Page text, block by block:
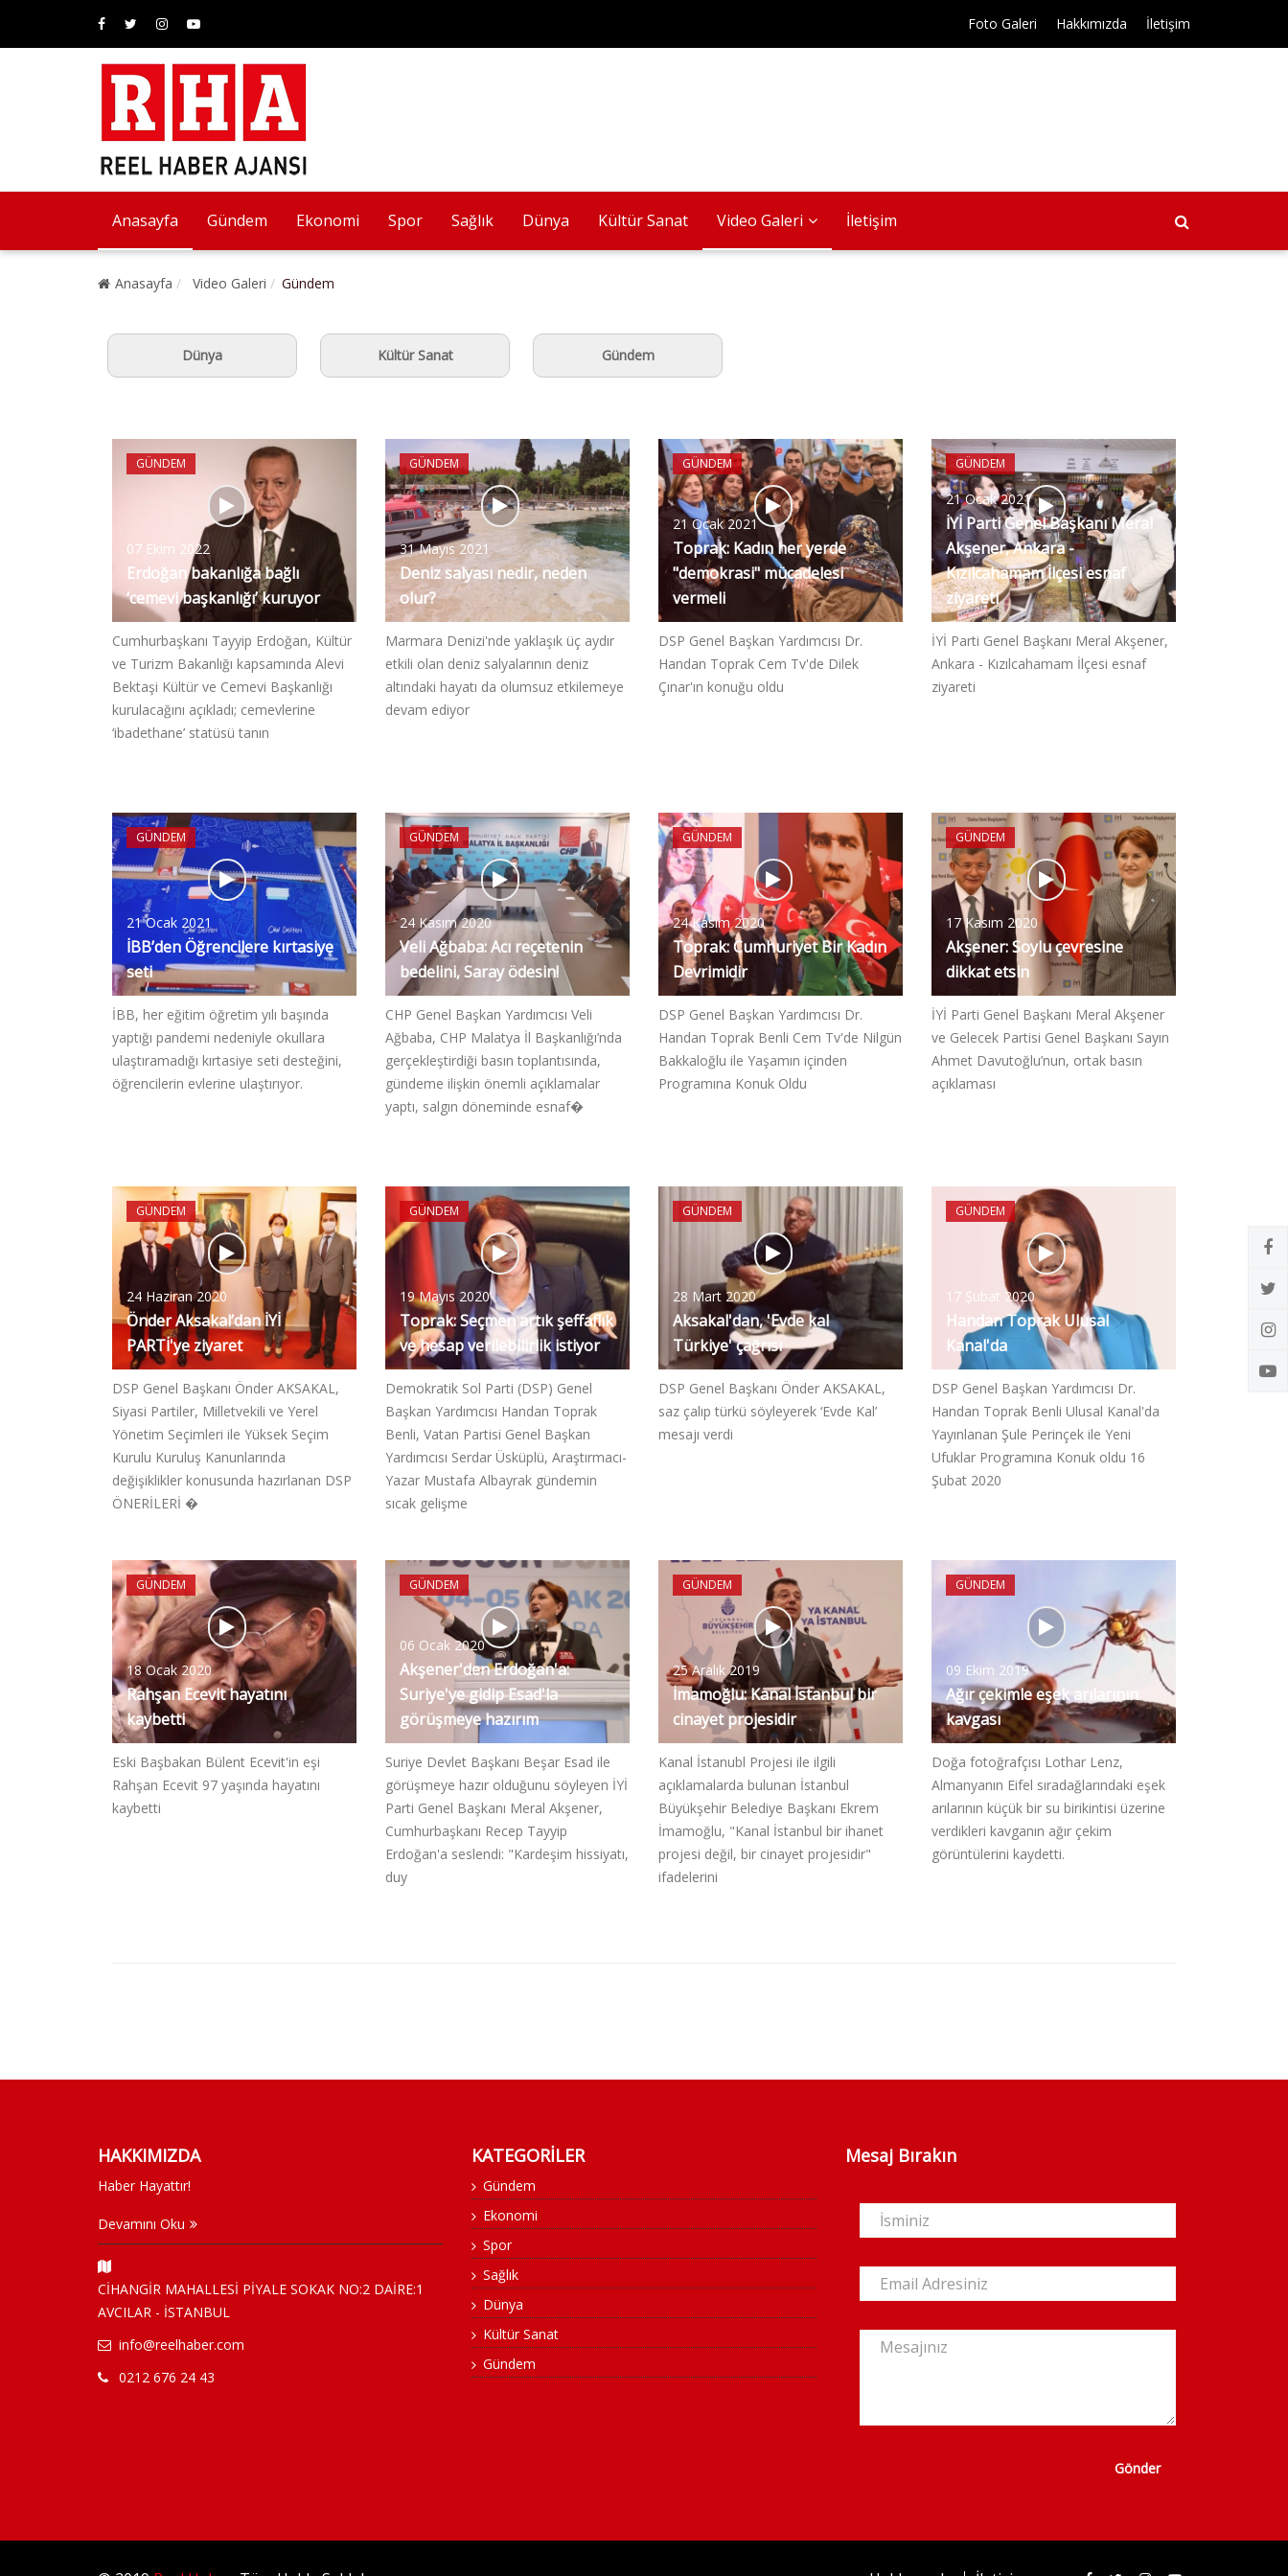
Foto Galeri Hakkımızda İletişim
Anasayfa Gündem Ekonomi Spor Sağlık Dünya Kültür Sanat Video Galeri İletişim
Anasayfa Video Galeri Gündem
Dünya Kültür Sanat Gündem
GÜNDEM
07 Ekim 2022
Erdoğan bakanlığa bağlı
‘cemevi başkanlığı’ kuruyor
Cumhurbaşkanı Tayyip Erdoğan, Kültür
ve Turizm Bakanlığı kapsamında Alevi
Bektaşi Kültür ve Cemevi Başkanlığı
kurulacağını açıkladı; cemevlerine
‘ibadethane’ statüsü tanın
GÜNDEM
31 Mayıs 2021
Deniz salyası nedir, neden
olur?
Marmara Denizi'nde yaklaşık üç aydır
etkili olan deniz salyalarının deniz
altındaki hayatı da olumsuz etkilemeye
devam ediyor
GÜNDEM
21 Ocak 2021
Toprak: Kadın her yerde
"demokrasi" mücadelesi
vermeli
DSP Genel Başkan Yardımcısı Dr.
Handan Toprak Cem Tv'de Dilek
Çınar'ın konuğu oldu
GÜNDEM
21 Ocak 2021
İYİ Parti Genel Başkanı Meral
Akşener, Ankara -
Kızılcahamam İlçesi esnaf
ziyareti
İYİ Parti Genel Başkanı Meral Akşener,
Ankara - Kızılcahamam İlçesi esnaf
ziyareti
GÜNDEM
21 Ocak 2021
İBB’den Öğrencilere kırtasiye
seti
İBB, her eğitim öğretim yılı başında
yaptığı pandemi nedeniyle okullara
ulaştıramadığı kırtasiye seti desteğini,
öğrencilerin evlerine ulaştırıyor.
GÜNDEM
24 Kasım 2020
Veli Ağbaba: Acı reçetenin
bedelini, Saray ödesin!
CHP Genel Başkan Yardımcısı Veli
Ağbaba, CHP Malatya İl Başkanlığı’nda
gerçekleştirdiği basın toplantısında,
gündeme ilişkin önemli açıklamalar
yaptı, salgın döneminde esnaf�
GÜNDEM
24 Kasım 2020
Toprak: Cumhuriyet Bir Kadın
Devrimidir
DSP Genel Başkan Yardımcısı Dr.
Handan Toprak Benli Cem Tv'de Nilgün
Bakkaloğlu ile Yaşamın içinden
Programına Konuk Oldu
GÜNDEM
17 Kasım 2020
Akşener: Soylu çevresine
dikkat etsin
İYİ Parti Genel Başkanı Meral Akşener
ve Gelecek Partisi Genel Başkanı Sayın
Ahmet Davutoğlu’nun, ortak basın
açıklaması
GÜNDEM
24 Haziran 2020
Önder Aksakal’dan İYİ
PARTİ'ye ziyaret
DSP Genel Başkanı Önder AKSAKAL,
Siyasi Partiler, Milletvekili ve Yerel
Yönetim Seçimleri ile Yüksek Seçim
Kurulu Kuruluş Kanunlarında
değişiklikler konusunda hazırlanan DSP
ÖNERİLERİ �
GÜNDEM
19 Mayıs 2020
Toprak: Seçmen artık şeffaflık
ve hesap verilebilirlik istiyor
Demokratik Sol Parti (DSP) Genel
Başkan Yardımcısı Handan Toprak
Benli, Vatan Partisi Genel Başkan
Yardımcısı Serdar Üsküplü, Araştırmacı-
Yazar Mustafa Albayrak gündemin
sıcak gelişme
GÜNDEM
28 Mart 2020
Aksakal'dan, 'Evde kal
Türkiye' çağrısı
DSP Genel Başkanı Önder AKSAKAL,
saz çalıp türkü söyleyerek ‘Evde Kal’
mesajı verdi
GÜNDEM
17 Şubat 2020
Handan Toprak Ulusal
Kanal'da
DSP Genel Başkan Yardımcısı Dr.
Handan Toprak Benli Ulusal Kanal'da
Yayınlanan Şule Perinçek ile Yeni
Ufuklar Programına Konuk oldu 16
Şubat 2020
GÜNDEM
18 Ocak 2020
Rahşan Ecevit hayatını
kaybetti
Eski Başbakan Bülent Ecevit'in eşi
Rahşan Ecevit 97 yaşında hayatını
kaybetti
GÜNDEM
06 Ocak 2020
Akşener'den Erdoğan'a:
Suriye'ye gidip Esad'la
görüşmeye hazırım
Suriye Devlet Başkanı Beşar Esad ile
görüşmeye hazır olduğunu söyleyen İYİ
Parti Genel Başkanı Meral Akşener,
Cumhurbaşkanı Recep Tayyip
Erdoğan'a seslendi: "Kardeşim hissiyatı,
duy
GÜNDEM
25 Aralık 2019
İmamoğlu: Kanal İstanbul bir
cinayet projesidir
Kanal İstanubl Projesi ile ilgili
açıklamalarda bulunan İstanbul
Büyükşehir Belediye Başkanı Ekrem
İmamoğlu, "Kanal İstanbul bir ihanet
projesi değil, bir cinayet projesidir"
ifadelerini
GÜNDEM
09 Ekim 2019
Ağır çekimle eşek arılarının
kavgası
Doğa fotoğrafçısı Lothar Lenz,
Almanyanın Eifel sıradağlarındaki eşek
arılarının küçük bir su birikintisi üzerine
verdikleri kavganın ağır çekim
görüntülerini kaydetti.
HAKKIMIZDA
Haber Hayattır!
Devamını Oku
CİHANGİR MAHALLESİ PİYALE SOKAK NO:2 DAİRE:1
AVCILAR - İSTANBUL
info@reelhaber.com
0212 676 24 43
KATEGORİLER
Gündem
Ekonomi
Spor
Sağlık
Dünya
Kültür Sanat
Gündem
Mesaj Bırakın
Gönder